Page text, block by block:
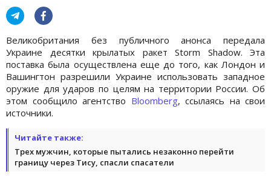
Великобритания без публичного анонса передала
Украине десятки крылатых ракет Storm Shadow. Эта
поставка была осуществлена еще до того, как Лондон и
Вашингтон разрешили Украине использовать западное
оружие для ударов по целям на территории России. Об
этом сообщило агентство Bloomberg, ссылаясь на свои
источники.
Читайте также:
Трех мужчин, которые пытались незаконно перейти
границу через Тису, спасли спасатели